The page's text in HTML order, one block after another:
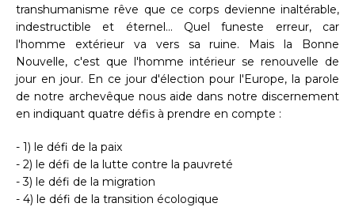
transhumanisme rêve que ce corps devienne inaltérable,
indestructible et éternel… Quel funeste erreur, car
l'homme extérieur va vers sa ruine. Mais la Bonne
Nouvelle, c'est que l'homme intérieur se renouvelle de
jour en jour. En ce jour d'élection pour l'Europe, la parole
de notre archevêque nous aide dans notre discernement
en indiquant quatre défis à prendre en compte :
- 1) le défi de la paix
- 2) le défi de la lutte contre la pauvreté
- 3) le défi de la migration
- 4) le défi de la transition écologique